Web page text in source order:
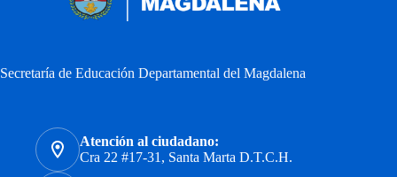
Secretaría de Educación Departamental del Magdalena
Atención al ciudadano:
Cra 22 #17-31, Santa Marta D.T.C.H.